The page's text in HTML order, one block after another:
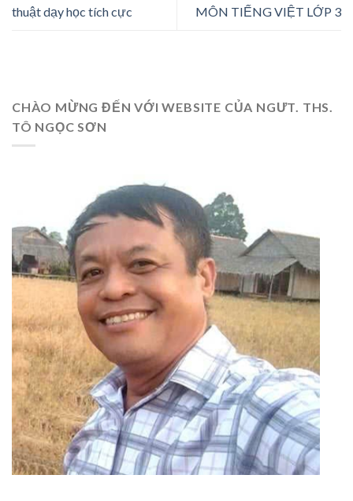
thuật dạy học tích cực
MÔN TIẾNG VIỆT LỚP 3
CHÀO MỪNG ĐẾN VỚI WEBSITE CỦA NGƯT. THS.
TÔ NGỌC SƠN